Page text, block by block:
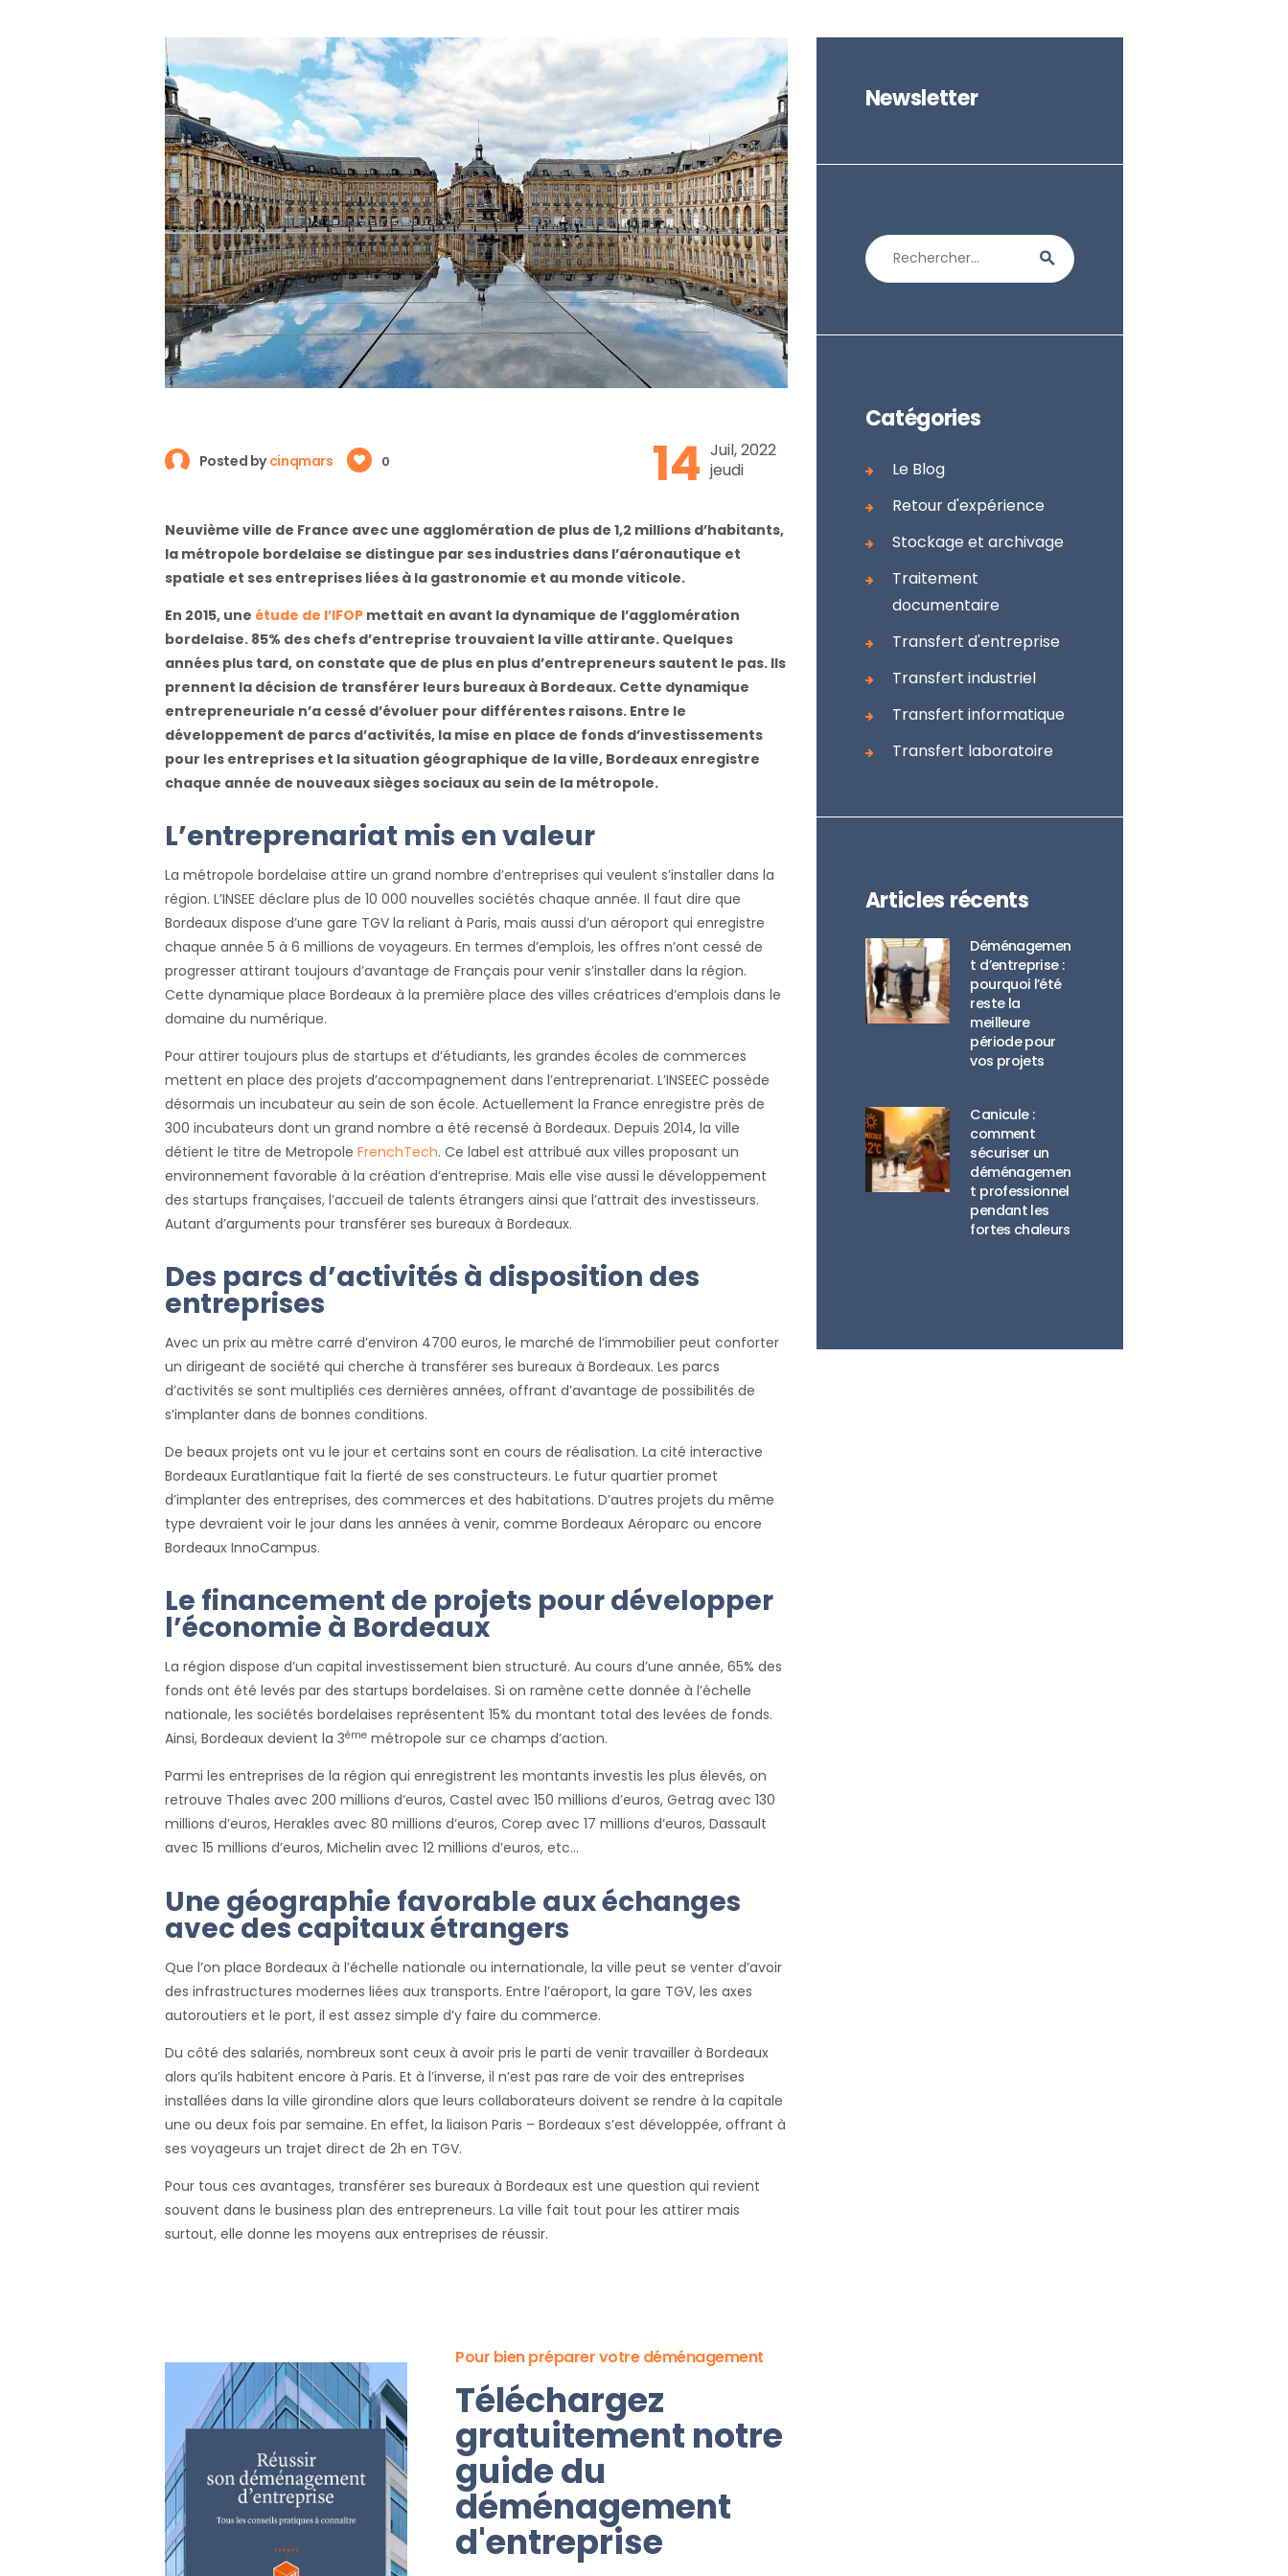
14 Juil, 2022
jeudi
Posted bycinqmars 0
Neuvième ville de France avec une agglomération de plus de 1,2 millions d’habitants,
la métropole bordelaise se distingue par ses industries dans l’aéronautique et
spatiale et ses entreprises liées à la gastronomie et au monde viticole.
En 2015, une étude de l’IFOP mettait en avant la dynamique de l’agglomération
bordelaise. 85% des chefs d’entreprise trouvaient la ville attirante. Quelques
années plus tard, on constate que de plus en plus d’entrepreneurs sautent le pas. Ils
prennent la décision de transférer leurs bureaux à Bordeaux. Cette dynamique
entrepreneuriale n’a cessé d’évoluer pour différentes raisons. Entre le
développement de parcs d’activités, la mise en place de fonds d’investissements
pour les entreprises et la situation géographique de la ville, Bordeaux enregistre
chaque année de nouveaux sièges sociaux au sein de la métropole.
L’entreprenariat mis en valeur
La métropole bordelaise attire un grand nombre d’entreprises qui veulent s’installer dans la
région. L’INSEE déclare plus de 10 000 nouvelles sociétés chaque année. Il faut dire que
Bordeaux dispose d’une gare TGV la reliant à Paris, mais aussi d’un aéroport qui enregistre
chaque année 5 à 6 millions de voyageurs. En termes d’emplois, les offres n’ont cessé de
progresser attirant toujours d’avantage de Français pour venir s’installer dans la région.
Cette dynamique place Bordeaux à la première place des villes créatrices d’emplois dans le
domaine du numérique.
Pour attirer toujours plus de startups et d’étudiants, les grandes écoles de commerces
mettent en place des projets d’accompagnement dans l’entreprenariat. L’INSEEC possède
désormais un incubateur au sein de son école. Actuellement la France enregistre près de
300 incubateurs dont un grand nombre a été recensé à Bordeaux. Depuis 2014, la ville
détient le titre de Metropole FrenchTech. Ce label est attribué aux villes proposant un
environnement favorable à la création d’entreprise. Mais elle vise aussi le développement
des startups françaises, l’accueil de talents étrangers ainsi que l’attrait des investisseurs.
Autant d’arguments pour transférer ses bureaux à Bordeaux.
Des parcs d’activités à disposition des
entreprises
Avec un prix au mètre carré d’environ 4700 euros, le marché de l’immobilier peut conforter
un dirigeant de société qui cherche à transférer ses bureaux à Bordeaux. Les parcs
d’activités se sont multipliés ces dernières années, offrant d’avantage de possibilités de
s’implanter dans de bonnes conditions.
De beaux projets ont vu le jour et certains sont en cours de réalisation. La cité interactive
Bordeaux Euratlantique fait la fierté de ses constructeurs. Le futur quartier promet
d’implanter des entreprises, des commerces et des habitations. D’autres projets du même
type devraient voir le jour dans les années à venir, comme Bordeaux Aéroparc ou encore
Bordeaux InnoCampus.
Le financement de projets pour développer
l’économie à Bordeaux
La région dispose d’un capital investissement bien structuré. Au cours d’une année, 65% des
fonds ont été levés par des startups bordelaises. Si on ramène cette donnée à l’échelle
nationale, les sociétés bordelaises représentent 15% du montant total des levées de fonds.
Ainsi, Bordeaux devient la 3ème métropole sur ce champs d’action.
Parmi les entreprises de la région qui enregistrent les montants investis les plus élevés, on
retrouve Thales avec 200 millions d’euros, Castel avec 150 millions d’euros, Getrag avec 130
millions d’euros, Herakles avec 80 millions d’euros, Corep avec 17 millions d’euros, Dassault
avec 15 millions d’euros, Michelin avec 12 millions d’euros, etc…
Une géographie favorable aux échanges
avec des capitaux étrangers
Que l’on place Bordeaux à l’échelle nationale ou internationale, la ville peut se venter d’avoir
des infrastructures modernes liées aux transports. Entre l’aéroport, la gare TGV, les axes
autoroutiers et le port, il est assez simple d’y faire du commerce.
Du côté des salariés, nombreux sont ceux à avoir pris le parti de venir travailler à Bordeaux
alors qu’ils habitent encore à Paris. Et à l’inverse, il n’est pas rare de voir des entreprises
installées dans la ville girondine alors que leurs collaborateurs doivent se rendre à la capitale
une ou deux fois par semaine. En effet, la liaison Paris – Bordeaux s’est développée, offrant à
ses voyageurs un trajet direct de 2h en TGV.
Pour tous ces avantages, transférer ses bureaux à Bordeaux est une question qui revient
souvent dans le business plan des entrepreneurs. La ville fait tout pour les attirer mais
surtout, elle donne les moyens aux entreprises de réussir.
Pour bien préparer votre déménagement
Téléchargez
gratuitement notre
guide du
déménagement
d'entreprise
Newsletter
Rechercher :
Catégories
Le Blog
Retour d'expérience
Stockage et archivage
Traitement
documentaire
Transfert d'entreprise
Transfert industriel
Transfert informatique
Transfert laboratoire
Articles récents
Déménagemen
t d’entreprise :
pourquoi l’été
reste la
meilleure
période pour
vos projets
Canicule :
comment
sécuriser un
déménagemen
t professionnel
pendant les
fortes chaleurs